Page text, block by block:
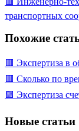
транспортных
Похожие
🟥 Экспертиза в
🟥 Сколько по
🟩 Экспертиза
Новые статьи